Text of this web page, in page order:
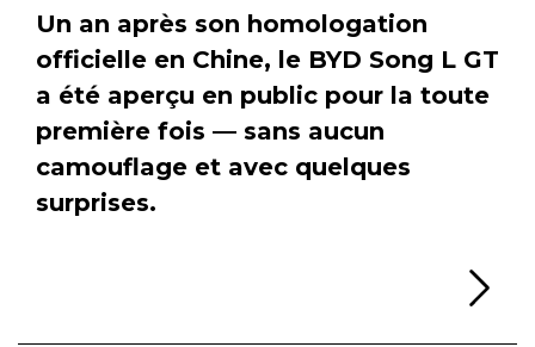
Un an après son homologation
officielle en Chine, le BYD Song L GT
a été aperçu en public pour la toute
première fois — sans aucun
camouflage et avec quelques
surprises.